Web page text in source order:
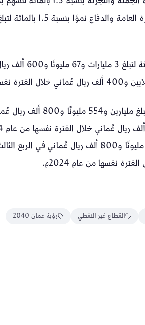
وسجلت الأنشطة النفطية
وشهد إنتاج النفط الخام ارتفاعًا
القطاع غير النفطي رؤية عمان 2040